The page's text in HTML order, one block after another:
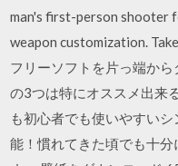
man's first-person shooter
weapon customization.
フリーソフトを片っ端か
の3つは特にオススメ出来
も初心者でも使いやすい
能！慣れてきた頃でも十